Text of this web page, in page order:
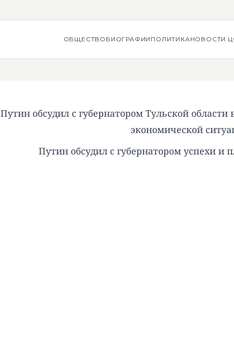
ОБЩЕСТВО БИОГРАФИИ ПОЛИТИКАНОВОСТИ
Путин обсудил с губернатором Тульской
экономической
Путин обсудил с губернатором успехи и